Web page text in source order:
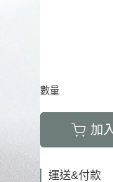
數量
加
運送&付款